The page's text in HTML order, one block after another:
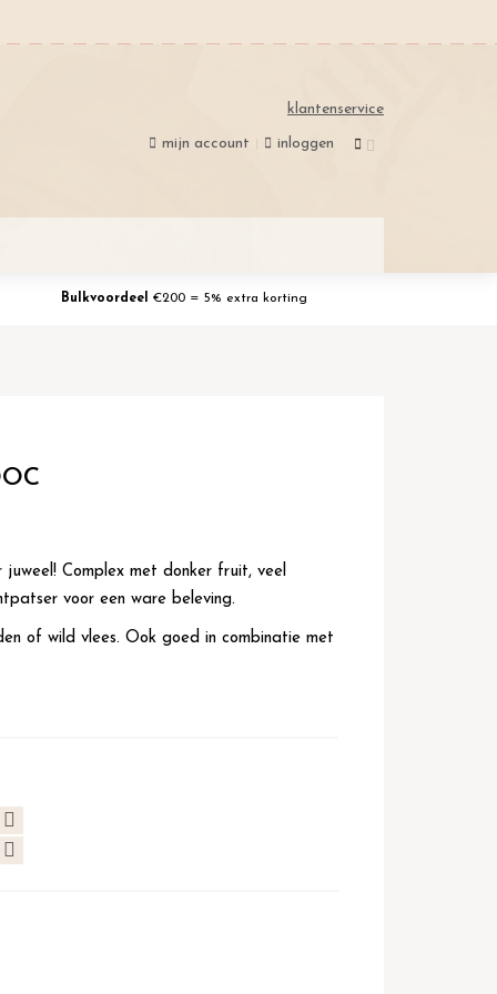
klantenservice
mijn account inloggen
Bulkvoordeel €200 = 5% extra korting
Complex met donker fruit, veel
voor een ware beleving.
of wild vlees. Ook goed in combinatie met